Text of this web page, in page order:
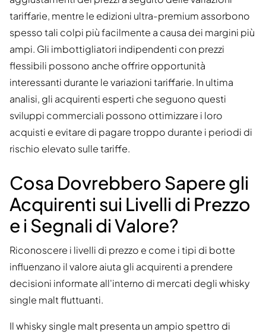
tariffarie, mentre le edizioni ultra-premium assorbono
spesso tali colpi più facilmente a causa dei margini più
ampi. Gli imbottigliatori indipendenti con prezzi
flessibili possono anche offrire opportunità
interessanti durante le variazioni tariffarie. In ultima
analisi, gli acquirenti esperti che seguono questi
sviluppi commerciali possono ottimizzare i loro
acquisti e evitare di pagare troppo durante i periodi di
rischio elevato sulle tariffe.
Cosa Dovrebbero Sapere gli
Acquirenti sui Livelli di Prezzo
e i Segnali di Valore?
Riconoscere i livelli di prezzo e come i tipi di botte
influenzano il valore aiuta gli acquirenti a prendere
decisioni informate all'interno di mercati degli whisky
single malt fluttuanti.
Il whisky single malt presenta un ampio spettro di